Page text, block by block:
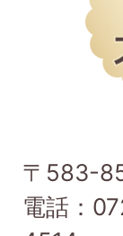
町
Taishi
〒583-
電話：